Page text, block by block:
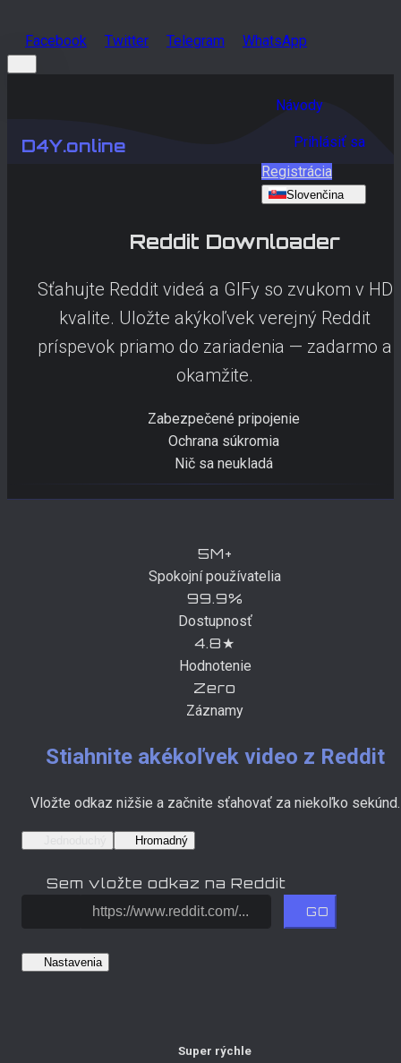
Facebook Twitter Telegram WhatsApp
D4Y.online
Návody
Prihlásiť sa
Registrácia
Slovenčina
Reddit Downloader
Sťahujte Reddit videá a GIFy so zvukom v HD
kvalite. Uložte akýkoľvek verejný Reddit
príspevok priamo do zariadenia — zadarmo a
okamžite.
Zabezpečené pripojenie
Ochrana súkromia
Nič sa neukladá
5M+
Spokojní používatelia
99.9%
Dostupnosť
4.8★
Hodnotenie
Zero
Záznamy
Stiahnite akékoľvek video z Reddit
Vložte odkaz nižšie a začnite sťahovať za niekoľko sekúnd.
Hromadný
Sem vložte odkaz na Reddit
GO
Nastavenia
Super rýchle